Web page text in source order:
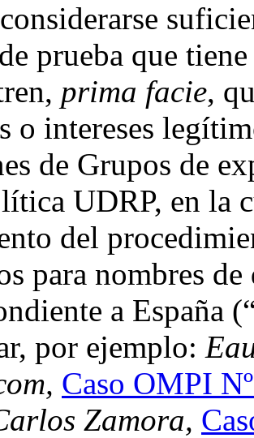
prueba que
prima facie,
o intereses
de Grupos de
UDRP, en la
del
para nombres
a España
por ejemplo:
Caso OMPI
Zamora,